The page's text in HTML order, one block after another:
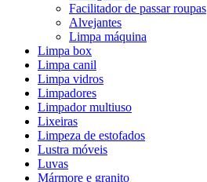
Facilitador de passar roupas
Alvejantes
Limpa máquina
Limpa box
Limpa canil
Limpa vidros
Limpadores
Limpador multiuso
Lixeiras
Limpeza de estofados
Lustra móveis
Luvas
Mármore e granito